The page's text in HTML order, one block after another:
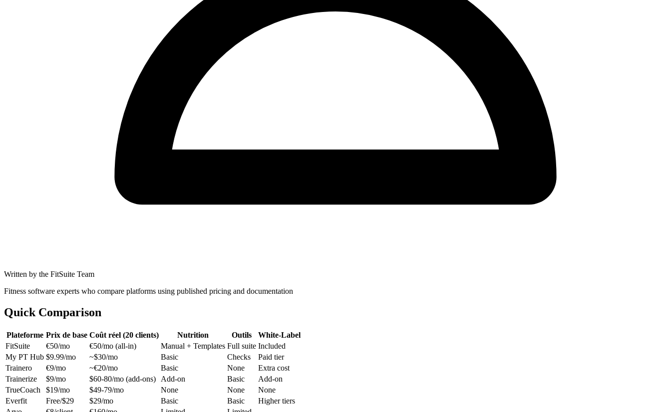
Written by the FitSuite Team
Fitness software experts who compare platforms using published pricing and documentation
Quick Comparison
Plateforme Prix de base Coût réel (20 clients) Nutrition Outils
White-Label
FitSuite
€50/mo €50/mo (all-in) Manual + Templates Full suite Included
My PT Hub $9.99/mo ~$30/mo Basic Checks
Paid tier
Trainero
€9/mo ~€20/mo Basic None
Extra cost
Trainerize
$9/mo $60-80/mo (add-ons) Add-on Basic
Add-on
TrueCoach
$19/mo $49-79/mo None None
None
Everfit
Free/$29 $29/mo Basic Basic
Higher tiers